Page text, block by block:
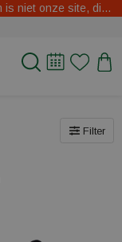
Waarschuwing de site leerentveldvrijetijd.com is niet onze site, dit zijn oplichters.
Filter